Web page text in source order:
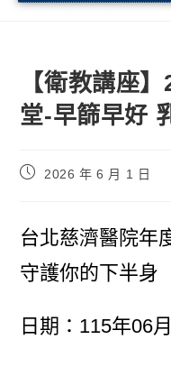
【衛教講座
堂-早篩早好
2026 年 6 月 1 日
台北慈濟醫院年
守護你的下半身
日期：115年06